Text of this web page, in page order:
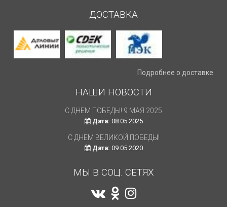
ДОСТАВКА
Подробнее о доставке
НАШИ НОВОСТИ
С ДНЕМ ПОБЕДЫ! 9 МАЯ 2025
Дата: 08.05.2025
С ДНЕМ ВЕЛИКОЙ ПОБЕДЫ!
Дата: 09.05.2020
МЫ В СОЦ. СЕТЯХ